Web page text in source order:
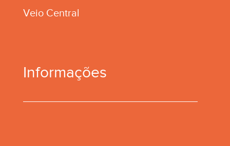
Veio Central
Informações